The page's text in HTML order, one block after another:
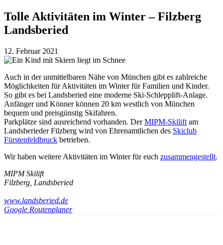
Tolle Aktivitäten im Winter – Filzberg
Landsberied
12. Februar 2021
Auch in der unmittelbaren Nähe von München gibt es zahlreiche
Möglichkeiten für Aktivitäten im Winter für Familien und Kinder.
So gibt es bei Landsberied eine moderne Ski-Schlepplift-Anlage.
Anfänger und Könner können 20 km westlich von München
bequem und preisgünstig Skifahren.
Parkplätze sind ausreichend vorhanden. DerMIPM-Skilift am
Landsberieder Filzberg wird von Ehrenamtlichen des Skiclub
Fürstenfeldbruck betrieben.
Wir haben weitere Aktivitäten im Winter für euch zusammengestellt.
MIPM Skilift
Filzberg, Landsberied
www.landsberied.de
Google Routenplaner